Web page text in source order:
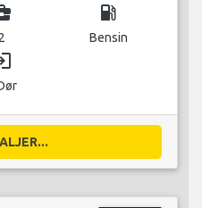
2
local_gas_station
Bensin